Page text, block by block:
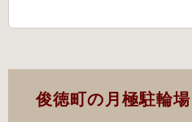
俊徳町の月極駐輪